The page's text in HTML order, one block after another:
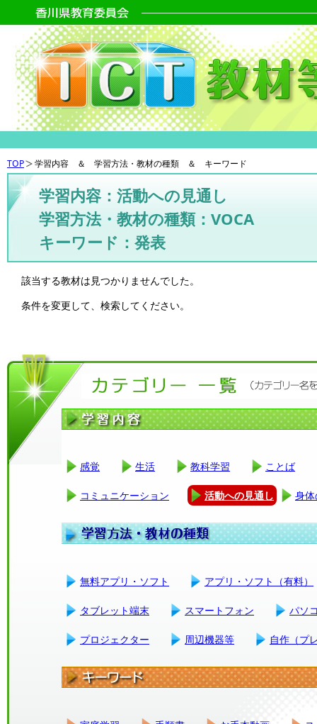
TOP 学習内容 ＆ 学習方法・教材の種類 ＆ キーワード
学習内容：活動への見通し
学習方法・教材の種類：VOCA
キーワード：発表
該当する教材は見つかりませんでした。
条件を変更して、検索してください。
感覚 生活 教科学習 ことば
コミュニケーション 活動への見通し 身
無料アプリ・ソフト アプリ・ソフト（有料）
タブレット端末 スマートフォン パソ
プロジェクター 周辺機器等 自作（プ